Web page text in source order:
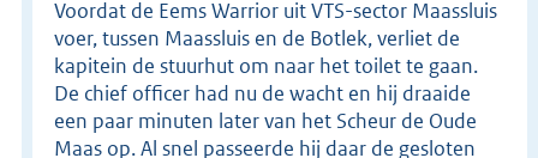
Voordat de Eems Warrior uit VTS-sector Maassluis
voer, tussen Maassluis en de Botlek, verliet de
kapitein de stuurhut om naar het toilet te gaan.
De chief officer had nu de wacht en hij draaide
een paar minuten later van het Scheur de Oude
Maas op. Al snel passeerde hij daar de gesloten